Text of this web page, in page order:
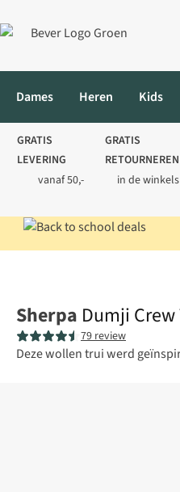
Dames Heren Kids
GRATIS
LEVERING
vanaf 50,-
GRATIS
RETOURNEREN
in de winkels
Sherpa Dumji
79 review
Deze wollen trui werd